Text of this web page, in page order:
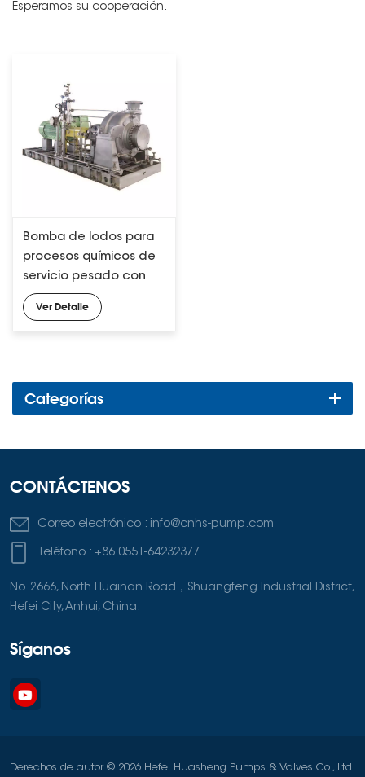
Esperamos su cooperación.
Bomba de lodos para
procesos químicos de
servicio pesado con
revestimiento
completo API 610
Ver Detalle
Categorías
CONTÁCTENOS
Correo electrónico : info@cnhs-pump.com
Teléfono : +86 0551-64232377
No. 2666, North Huainan Road，Shuangfeng Industrial District,
Hefei City, Anhui, China.
Síganos
Derechos de autor © 2026 Hefei Huasheng Pumps & Valves Co., Ltd.